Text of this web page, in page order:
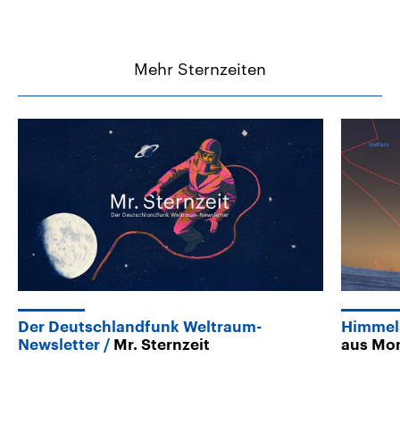
Mehr Sternzeiten
Der Deutschlandfunk Weltraum-
Newsletter
Mr. Sternzeit
aus